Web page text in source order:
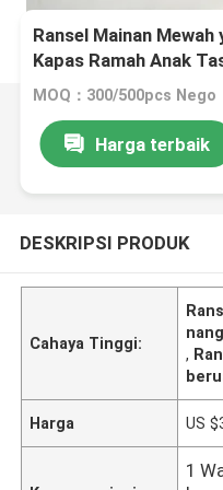
Ransel Mainan
Kapas Ramah Anak
Panda
MOQ：300/500pcs Nego
Harga terbaik
DESKRIPSI PRODUK
Cahaya Tinggi:
,
Harga US
1